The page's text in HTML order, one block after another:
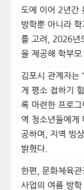
도에 이어 2년간
방학뿐 아니라
를 고려, 2026년
을 제공해 학부모
김포시 관계자는
게 평소 접하기
록 마련한 프로그
역 청소년들에게
공하며, 지역 빙
밝혔다.
한편, 문화체육
사업의 여름 방학